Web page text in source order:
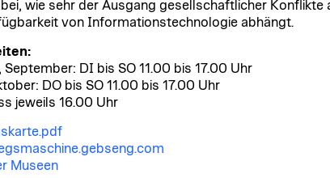
wie sehr der Ausgang gesellschaftlicher Konflikte
von Informationstechnologie abhängt.
DI bis SO 11.00 bis 17.00 Uhr
DO bis SO 11.00 bis 17.00 Uhr
jeweils 16.00 Uhr
Museen